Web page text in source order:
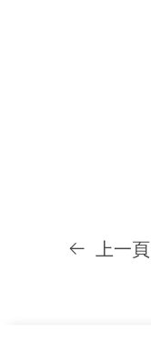
上一頁